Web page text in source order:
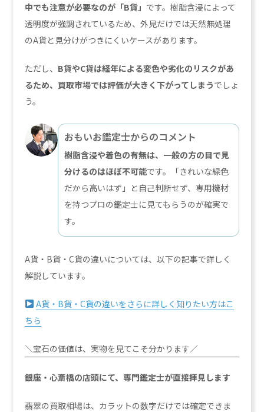
中でも注意が必要なのが「B貨」 です。樹脂含浸によって
透明度が強調されているため、外見だけでは天然無処理
のA貨と見分けがつきにくいケースがあります。
ただし、 B貨やC貨は経年による変色や劣化のリスクがあ
るため、買取市場では評価が大きく下がってしまうでしょ
う。
おもいお鑑定士からのコメント
樹脂含浸や着色の有無は、一般の方の目で見
分けるのはほぼ不可能です。「きれいな緑色
だから高いはず」と自己判断せず、専用機材
を持つプロの鑑定士に見てもらうのが確実で
す。
A貨・B貨・C貨の違いについては、以下の記事で詳しく
解説しています。
A貨・B貨・C貨の違いをさらに詳しく知りたい方はこ
ちら
＼宝石の価値は、実物を見てこそ分かります／
銀座・心斎橋の店頭にて、専門鑑定士が直接拝見します
翡翠の買取相場は、カラットの数字だけでは確定できま